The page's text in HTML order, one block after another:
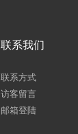
联系我们
联系方式
访客留言
邮箱登陆